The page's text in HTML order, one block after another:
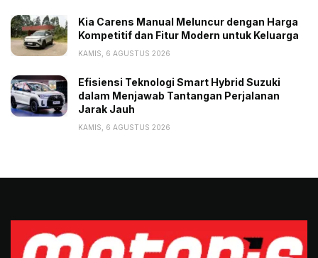
Kia Carens Manual Meluncur dengan Harga
Kompetitif dan Fitur Modern untuk Keluarga
KAMIS, 6 AGUSTUS 2026
Efisiensi Teknologi Smart Hybrid Suzuki
dalam Menjawab Tantangan Perjalanan
Jarak Jauh
KAMIS, 6 AGUSTUS 2026